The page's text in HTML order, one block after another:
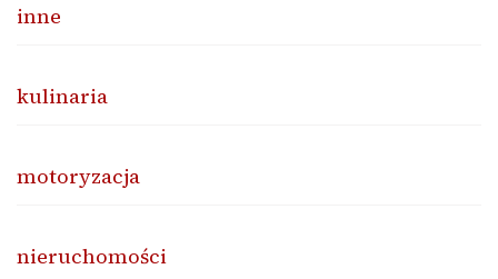
inne
kulinaria
motoryzacja
nieruchomości